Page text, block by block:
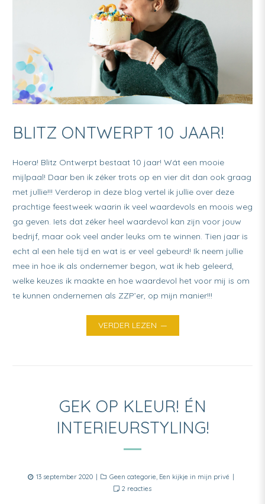
BLITZ ONTWERPT 10 JAAR!
Hoera! Blitz Ontwerpt bestaat 10 jaar! Wát een mooie
mijlpaal! Daar ben ik zéker trots op en vier dit dan ook graag
met jullie!!! Verderop in deze blog vertel ik jullie over deze
prachtige feestweek waarin ik veel waardevols en moois weg
ga geven. Iets dat zéker heel waardevol kan zijn voor jouw
bedrijf, maar ook veel ander leuks om te winnen. Tien jaar is
echt al een hele tijd en wat is er veel gebeurd! Ik neem jullie
mee in hoe ik als ondernemer begon, wat ik heb geleerd,
welke keuzes ik maakte en hoe waardevol het voor mij is om
te kunnen ondernemen als ZZP’er, op mijn manier!!!
VERDER LEZEN
GEK OP KLEUR! ÉN
INTERIEURSTYLING!
Posted
13 september 2020 Categories
Geen categorie, Een kijkje in mijn privé
2 reactiesop